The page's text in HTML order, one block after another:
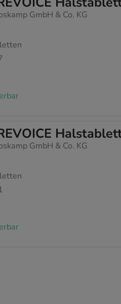
GmbH & Co. KG
GmbH & Co. KG